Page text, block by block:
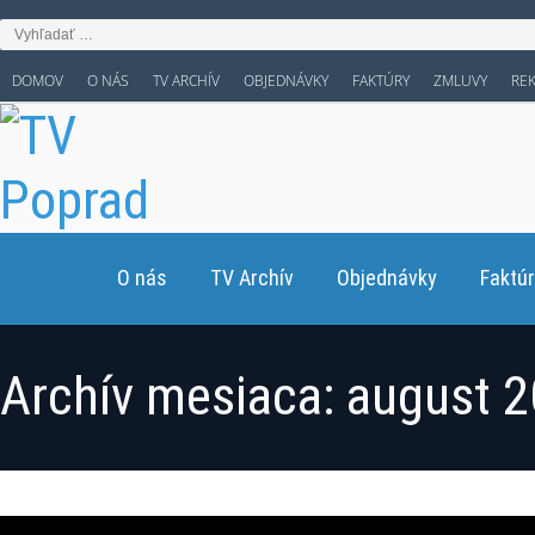
DOMOV O NÁS TV ARCHÍV OBJEDNÁVKY FAKTÚRY ZMLUVY
O nás TV Archív Objednávky
Archív mesiaca: august